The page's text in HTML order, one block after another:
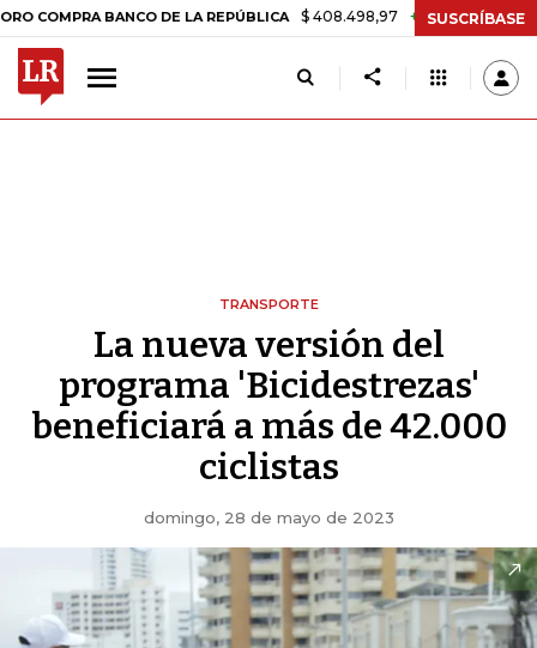
BANCO DE LA REPÚBLICA $ 408.498,97 +$ 8.753,81 +2,19%
SUSCRÍBASE
TRANSPORTE
La nueva versión del
programa 'Bicidestrezas'
beneficiará a más de 42.000
ciclistas
domingo, 28 de mayo de 2023